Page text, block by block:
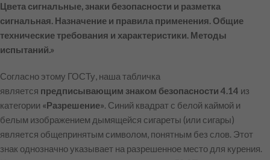
Цвета сигнальные, знаки безопасности и разметка
сигнальная. Назначение и правила применения. Общие
технические требования и характеристики. Методы
испытаний.»
Согласно этому ГОСТу, наша табличка
является предписывающим знаком безопасности 4.14 из
категории «Разрешение». Синий квадрат с белой каймой и
белым изображением дымящейся сигареты (или сигары)
является общепринятым символом, понятным без слов. Этот
знак однозначно указывает на разрешенное место для курения.